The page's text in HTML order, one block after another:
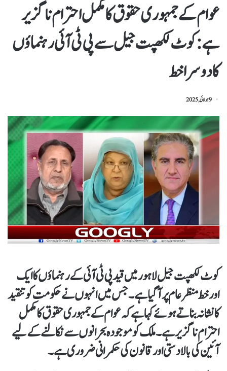
عوام کے جمہوری حقوق کا مکمل احترام ناگزیر
ہے : کوٹ لکھپت جیل سے پی ٹی آئی رہنماؤں
کا دوسرا خط
9 جولائی, 2025
کوٹ لکھپت جیل لاہور میں قید پی ٹی آئی کے رہنماؤں کا ایک
اور خط منظر عام پر آگیا ہے۔ جس میں انہوں نے حکومت کو تنقید
کا نشانہ بناتے ہوئے کہا ہے کہ عوام کے جمہوری حقوق کا مکمل
احترام ناگزیر ہے۔ ملک کو موجودہ بحرانوں سے نکالنے کےلیے
آئین کی بالادستی اور قانون کی حکمرانی ضروری ہے۔